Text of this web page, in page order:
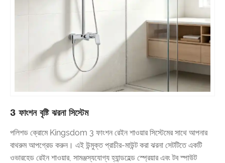
3 ফাংশন বৃষ্টি ঝরনা সিস্টেম
পলিশড ক্রোমে Kingsdom 3 ফাংশন রেইন শাওয়ার সিস্টেমের সাথে আপনার
বাথরুম আপগ্রেড করুন। এই উন্মুক্ত প্রাচীর-মাউন্ট করা ঝরনা সেটটিতে একটি
ওভারহেড রেইন শাওয়ার, সামঞ্জস্যযোগ্য হ্যান্ডহেল্ড স্প্রেয়ার এবং টব স্পাউট